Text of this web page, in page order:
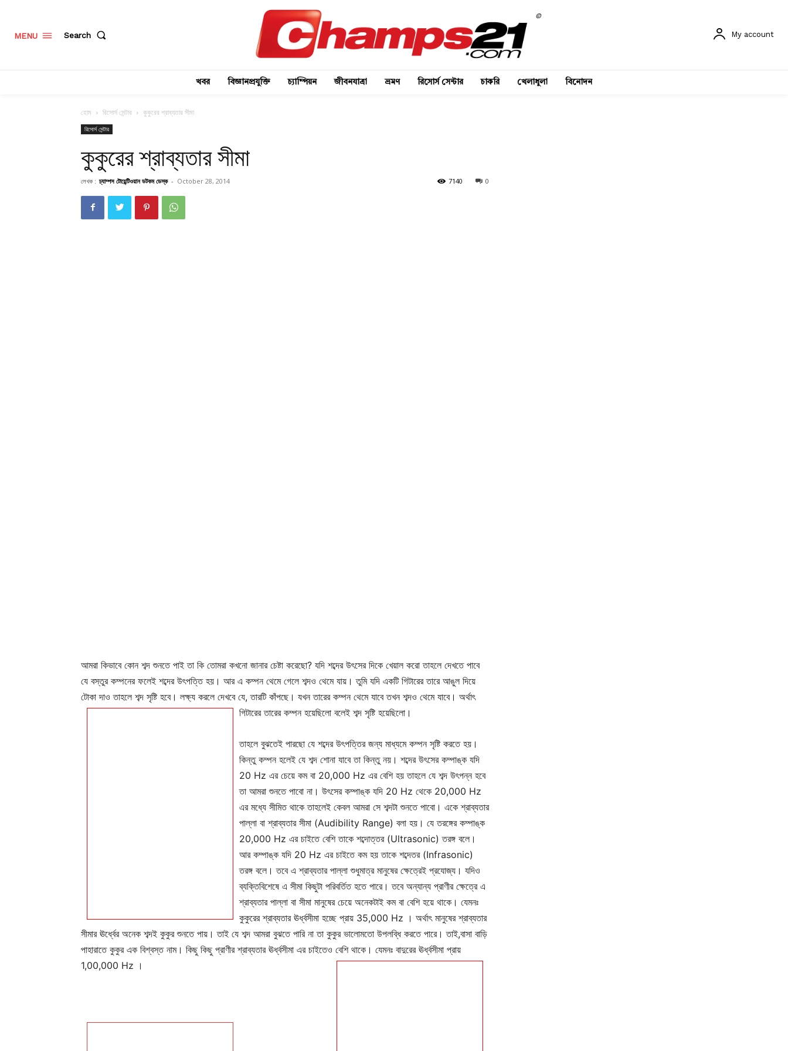
MENU Search
©
My account
খবর বিজ্ঞানপ্রযুক্তি চ্যাম্পিয়ন জীবনযাত্রা ভ্রমণ রিসোর্স সেন্টার চাকরি খেলাধুলা বিনোদন
হোম রিসোর্স সেন্টার কুকুরের শ্রাব্যতার সীমা
রিসোর্স সেন্টার
কুকুরের শ্রাব্যতার সীমা
লেখক : চ্যাম্পস টোয়েন্টিওয়ান ডটকম ডেস্ক - October 28, 2014 0
7140
আমরা কিভাবে কোন শব্দ শুনতে পাই তা কি তোমরা কখনো জানার চেষ্টা করেছো? যদি শব্দের উৎসের দিকে খেয়াল করো তাহলে দেখতে পাবে
যে বস্তুর কম্পনের ফলেই শব্দের উৎপত্তি হয়। আর এ কম্পন থেমে গেলে শব্দও থেমে যায়। তুমি যদি একটি গিটারের তারে আঙুল দিয়ে
টোকা দাও তাহলে শব্দ সৃষ্টি হবে। লক্ষ্য করলে দেখবে যে, তারটি কাঁপছে। যখন তারের কম্পন থেমে যাবে তখন শব্দও থেমে যাবে। অর্থাৎ
গিটারের তারের কম্পন হয়েছিলো বলেই শব্দ সৃষ্টি হয়েছিলো।
তাহলে বুঝতেই পারছো যে শব্দের উৎপত্তির জন্য মাধ্যমে কম্পন সৃষ্টি করতে হয়।
কিন্তু কম্পন হলেই যে শব্দ শোনা যাবে তা কিন্তু নয়। শব্দের উৎসের কম্পাঙ্ক যদি
20 Hz এর চেয়ে কম বা 20,000 Hz এর বেশি হয় তাহলে যে শব্দ উৎপন্ন হবে
তা আমরা শুনতে পাবো না। উৎসের কম্পাঙ্ক যদি 20 Hz থেকে 20,000 Hz
এর মধ্যে সীমিত থাকে তাহলেই কেবল আমরা সে শব্দটা শুনতে পাবো। একে শ্রাব্যতার
পাল্লা বা শ্রাব্যতার সীমা (Audibility Range) বলা হয়। যে তরঙ্গের কম্পাঙ্ক
20,000 Hz এর চাইতে বেশি তাকে শব্দোত্তর (Ultrasonic) তরঙ্গ বলে।
আর কম্পাঙ্ক যদি 20 Hz এর চাইতে কম হয় তাকে শব্দেতর (Infrasonic)
তরঙ্গ বলে। তবে এ শ্রাব্যতার পাল্লা শুধুমাত্র মানুষের ক্ষেত্রেই প্রযোজ্য। যদিও
ব্যক্তিবিশেষে এ সীমা কিছুটা পরিবর্তিত হতে পারে। তবে অন্যান্য প্রাণীর ক্ষেত্রে এ
শ্রাব্যতার পাল্লা বা সীমা মানুষের চেয়ে অনেকটাই কম বা বেশি হয়ে থাকে। যেমনঃ
কুকুরের শ্রাব্যতার ঊর্ধ্বসীমা হচ্ছে প্রায় 35,000 Hz । অর্থাৎ মানুষের শ্রাব্যতার
সীমার ঊর্ধ্বের অনেক শব্দই কুকুর শুনতে পায়। তাই যে শব্দ আমরা বুঝতে পারি না তা কুকুর ভালোমতো উপলব্ধি করতে পারে। তাই,বাসা বাড়ি
পাহারাতে কুকুর এক বিশ্বস্ত নাম। কিছু কিছু প্রাণীর শ্রাব্যতার ঊর্ধ্বসীমা এর চাইতেও বেশি থাকে। যেমনঃ বাদুরের ঊর্ধ্বসীমা প্রায়
1,00,000 Hz ।